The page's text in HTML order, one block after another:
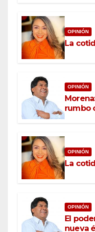
OPINIÓN
La
OPINIÓN
rumbo
OPINIÓN
La
OPINIÓN
El
nueva